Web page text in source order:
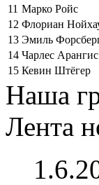
11 Марко Ройс
12 Флориан
13 Эмиль
14 Чарлес Арангис
15 Кевин Штёгер
Наша
Лента